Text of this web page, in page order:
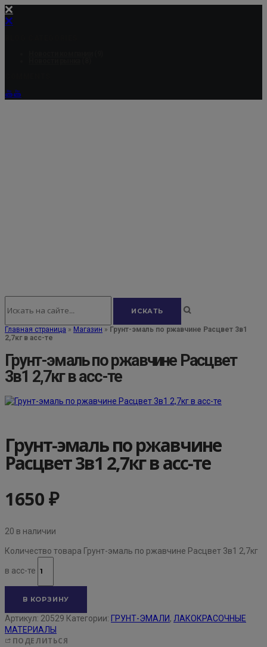
Главная страница » Магазин » Грунт-эмаль по ржавчине Расцвет 3в1
2,7кг в асс-те
Грунт-эмаль по ржавчине Расцвет
3в1 2,7кг в асс-те
Грунт-эмаль по ржавчине
Расцвет 3в1 2,7кг в асс-те
1650₽
20 в наличии
Количество товара Грунт-эмаль по ржавчине Расцвет 3в1 2,7кг
в асс-те
В КОРЗИНУ
Артикул: 20529 Категории: ГРУНТ-ЭМАЛИ, ЛАКОКРАСОЧНЫЕ
МАТЕРИАЛЫ
ПОДЕЛИТЬСЯ